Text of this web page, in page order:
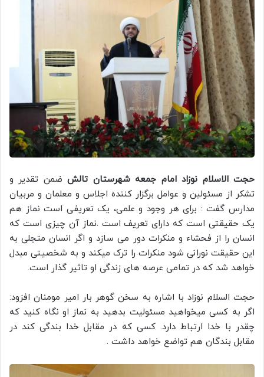
حجت الاسلام نوزاد امام جمعه شهرستان تالشضمن تقدیر و
تشکر از مسئولین و عوامل برگزار کننده اجلاس و معلمان و مربیان
مدارس گفت : برای هر وجود و علمی، یک تعریفی است نماز هم
یک حقیقتی است که دارای تعریف است .نماز آن چیزی است که
انسان را از فحشاء و منکرات دور می سازد و اگر انسان متجلی به
این حقیقت نورانی شود منکرات را ترک میکند و به شخصیتی مبدل
خواهد شد که در تمامی عرصه های زندگی او تاثیر گذار است.
حجت السلام نوزاد با اشاره به سخن گوهر بار امیر مومنان افزود:
اگر به کسی میخواهید مسئولیت بدهید به نماز او نگاه کنید که
چقدر با خدا ارتباط دارد. کسی که در مقابل خدا بندگی کند در
مقابل بندگان هم تواضع خواهد داشت .